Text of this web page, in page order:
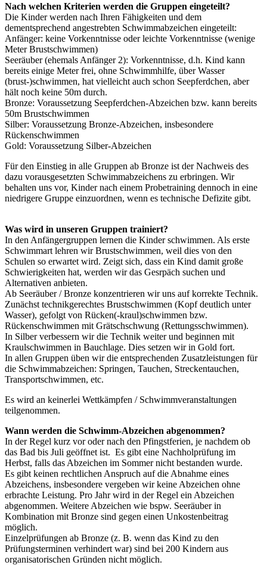
Nach welchen Kriterien werden die Gruppen eingeteilt?
Die Kinder werden nach Ihren Fähigkeiten und dem
dementsprechend angestrebten Schwimmabzeichen eingeteilt:
Anfänger: keine Vorkenntnisse oder leichte Vorkenntnisse (wenige
Meter Brustschwimmen)
Seeräuber (ehemals Anfänger 2): Vorkenntnisse, d.h. Kind kann
bereits einige Meter frei, ohne Schwimmhilfe, über Wasser
(brust-)schwimmen, hat vielleicht auch schon Seepferdchen, aber
hält noch keine 50m durch.
Bronze: Voraussetzung Seepferdchen-Abzeichen bzw. kann bereits
50m Brustschwimmen
Silber: Voraussetzung Bronze-Abzeichen, insbesondere
Rückenschwimmen
Gold: Voraussetzung Silber-Abzeichen
Für den Einstieg in alle Gruppen ab Bronze ist der Nachweis des
dazu vorausgesetzten Schwimmabzeichens zu erbringen. Wir
behalten uns vor, Kinder nach einem Probetraining dennoch in eine
niedrigere Gruppe einzuordnen, wenn es technische Defizite gibt.
Was wird in unseren Gruppen trainiert?
In den Anfängergruppen lernen die Kinder schwimmen. Als erste
Schwimmart lehren wir Brustschwimmen, weil dies von den
Schulen so erwartet wird. Zeigt sich, dass ein Kind damit große
Schwierigkeiten hat, werden wir das Gesrpäch suchen und
Alternativen anbieten.
Ab Seeräuber / Bronze konzentrieren wir uns auf korrekte Technik.
Zunächst technikgerechtes Brustschwimmen (Kopf deutlich unter
Wasser), gefolgt von Rücken(-kraul)schwimmen bzw.
Rückenschwimmen mit Grätschschwung (Rettungsschwimmen).
In Silber verbessern wir die Technik weiter und beginnen mit
Kraulschwimmen in Bauchlage. Dies setzen wir in Gold fort.
In allen Gruppen üben wir die entsprechenden Zusatzleistungen für
die Schwimmabzeichen: Springen, Tauchen, Streckentauchen,
Transportschwimmen, etc.
Es wird an keinerlei Wettkämpfen / Schwimmveranstaltungen
teilgenommen.
Wann werden die Schwimm-Abzeichen abgenommen?
In der Regel kurz vor oder nach den Pfingstferien, je nachdem ob
das Bad bis Juli geöffnet ist. Es gibt eine Nachholprüfung im
Herbst, falls das Abzeichen im Sommer nicht bestanden wurde.
Es gibt keinen rechtlichen Anspruch auf die Abnahme eines
Abzeichens, insbesondere vergeben wir keine Abzeichen ohne
erbrachte Leistung. Pro Jahr wird in der Regel ein Abzeichen
abgenommen. Weitere Abzeichen wie bspw. Seeräuber in
Kombination mit Bronze sind gegen einen Unkostenbeitrag
möglich.
Einzelprüfungen ab Bronze (z. B. wenn das Kind zu den
Prüfungsterminen verhindert war) sind bei 200 Kindern aus
organisatorischen Gründen nicht möglich.